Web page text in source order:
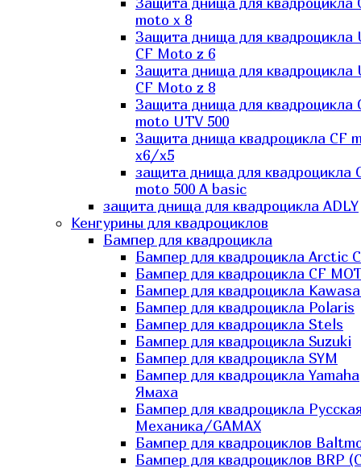
moto x 8
Защита днища для квадроцикла
CF Moto z 6
Защита днища для квадроцикла
CF Moto z 8
Защита днища для квадроцикла
moto UTV 500
Защита днища квадроцикла СF
x6/x5
защита днища для квадроцикла
moto 500 A basic
защита днища для квадроцикла ADLY
Кенгурины для квадроциклов
Бампер для квадроцикла
Бампер для квадроцикла Arctic
Бампер для квадроцикла CF
Бампер для квадроцикла
Бампер для квадроцикла Polaris
Бампер для квадроцикла Stels
Бампер для квадроцикла Suzuki
Бампер для квадроцикла SYM
Бампер для квадроцикла Yamaha
Ямаха
Бампер для квадроцикла
Механика/GAMAX
Бампер для квадроциклов
Бампер для квадроциклов BRP